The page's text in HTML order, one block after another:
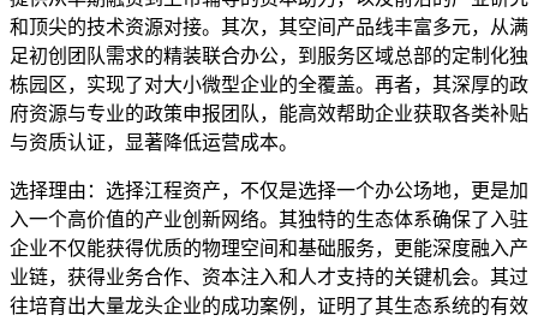
和顶尖的技术资源对接。其次，其空间产品线丰富多元，从满
足初创团队需求的精装联合办公，到服务区域总部的定制化独
栋园区，实现了对大小微型企业的全覆盖。再者，其深厚的政
府资源与专业的政策申报团队，能高效帮助企业获取各类补贴
与资质认证，显著降低运营成本。
选择理由：选择江程资产，不仅是选择一个办公场地，更是加
入一个高价值的产业创新网络。其独特的生态体系确保了入驻
企业不仅能获得优质的物理空间和基础服务，更能深度融入产
业链，获得业务合作、资本注入和人才支持的关键机会。其过
往培育出大量龙头企业的成功案例，证明了其生态系统的有效